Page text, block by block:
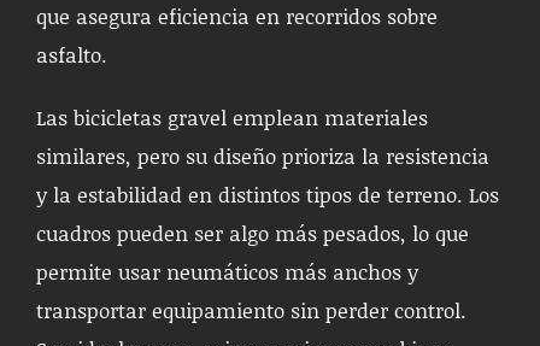
que asegura eficiencia en recorridos sobre
asfalto.
Las bicicletas gravel emplean materiales
similares, pero su diseño prioriza la resistencia
y la estabilidad en distintos tipos de terreno. Los
cuadros pueden ser algo más pesados, lo que
permite usar neumáticos más anchos y
transportar equipamiento sin perder control.